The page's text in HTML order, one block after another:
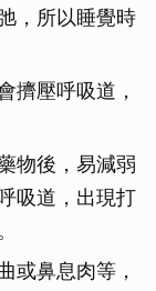
，所以睡覺時
擠壓呼吸道，
物後，易減弱
吸道，出現打
或鼻息肉等，